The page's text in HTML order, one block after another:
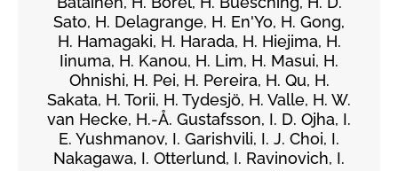
Sato, H. Delagrange, H. En'Yo, H. Gong,
H. Hamagaki, H. Harada, H. Hiejima, H.
Iinuma, H. Kanou, H. Lim, H. Masui, H.
Ohnishi, H. Pei, H. Pereira, H. Qu, H.
Sakata, H. Torii, H. Tydesjö, H. Valle, H. W.
van Hecke, H.-Å. Gustafsson, I. D. Ojha, I.
E. Yushmanov, I. Garishvili, I. J. Choi, I.
Nakagawa, I. Otterlund, I. Ravinovich, I.